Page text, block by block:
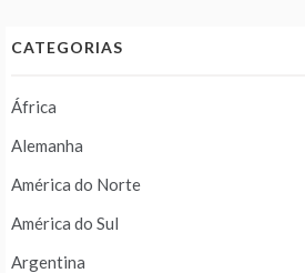
CATEGORIAS
África
Alemanha
América do Norte
América do Sul
Argentina